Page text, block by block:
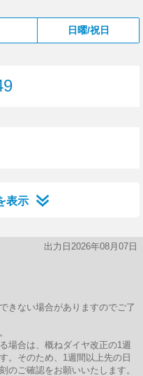
日曜/祝日
表示
出力日2026年08月07日
ない場合がありますのでご了
場合は、概ねダイヤ改正の1週
。そのため、1週間以上先の日
のご確認をお願いいたします。